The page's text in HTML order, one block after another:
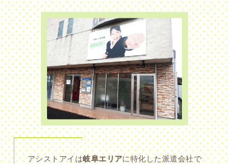
アシストアイは岐阜エリアに特化した派遣会社で